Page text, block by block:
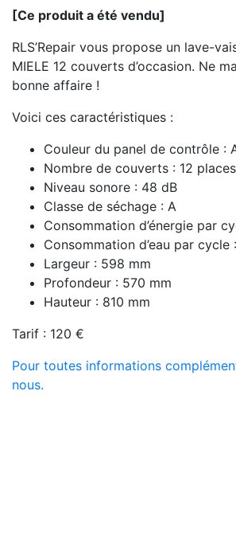
[Ce produit a été vendu]
RLS’Repair vous propose un lave-
MIELE 12 couverts d’occasion. Ne
bonne affaire !
Voici ces caractéristiques :
Couleur du panel de contrôle :
Nombre de couverts : 12 places
Niveau sonore : 48 dB
Classe de séchage : A
Consommation d’énergie par
Consommation d’eau par cycle
Largeur : 598 mm
Profondeur : 570 mm
Hauteur : 810 mm
Tarif : 120 €
Pour toutes informations
nous.